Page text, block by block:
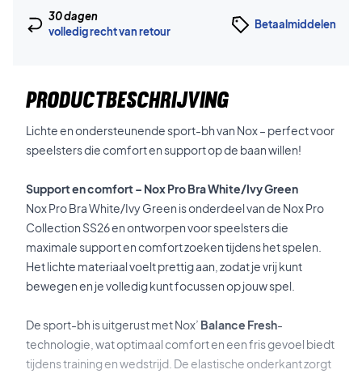
30 dagen
volledig recht van retour
Betaalmiddelen
PRODUCTBESCHRIJVING
Lichte en ondersteunende sport-bh van Nox – perfect voor
speelsters die comfort en support op de baan willen!
Support en comfort – Nox Pro Bra White/Ivy Green
Nox Pro Bra White/Ivy Green is onderdeel van de Nox Pro
Collection SS26 en ontworpen voor speelsters die
maximale support en comfort zoeken tijdens het spelen.
Het lichte materiaal voelt prettig aan, zodat je vrij kunt
bewegen en je volledig kunt focussen op jouw spel.
De sport-bh is uitgerust met Nox’ Balance Fresh-
technologie, wat optimaal comfort en een fris gevoel biedt
tijdens training en wedstrijd. De elastische onderkant zorgt